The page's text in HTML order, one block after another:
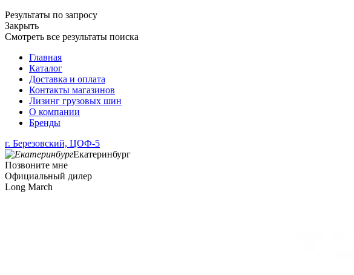
Результаты по запросу
Закрыть
Смотреть все результаты поиска
Главная
Каталог
Доставка и оплата
Контакты магазинов
Лизинг грузовых шин
О компании
Бренды
г. Березовский, ЦОФ-5
Екатеринбург
Позвоните мне
Официальный дилер
Long March